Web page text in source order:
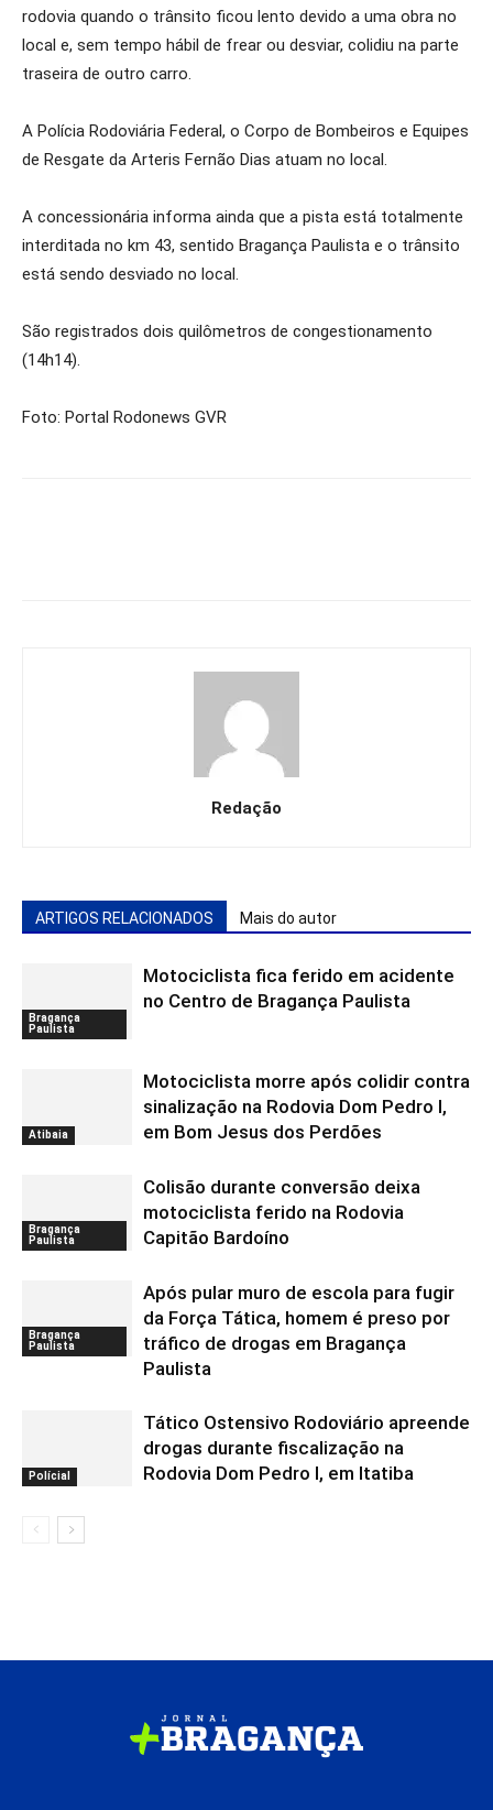
rodovia quando o trânsito ficou lento devido a uma obra no
local e, sem tempo hábil de frear ou desviar, colidiu na parte
traseira de outro carro.
A Polícia Rodoviária Federal, o Corpo de Bombeiros e Equipes
de Resgate da Arteris Fernão Dias atuam no local.
A concessionária informa ainda que a pista está totalmente
interditada no km 43, sentido Bragança Paulista e o trânsito
está sendo desviado no local.
São registrados dois quilômetros de congestionamento
(14h14).
Foto: Portal Rodonews GVR
Redação
ARTIGOS RELACIONADOS Mais do autor
Bragança
Paulista
Motociclista fica ferido em acidente
no Centro de Bragança Paulista
Atibaia
Motociclista morre após colidir contra
sinalização na Rodovia Dom Pedro I,
em Bom Jesus dos Perdões
Bragança
Paulista
Colisão durante conversão deixa
motociclista ferido na Rodovia
Capitão Bardoíno
Bragança
Paulista
Após pular muro de escola para fugir
da Força Tática, homem é preso por
tráfico de drogas em Bragança
Paulista
Polícial
Tático Ostensivo Rodoviário apreende
drogas durante fiscalização na
Rodovia Dom Pedro I, em Itatiba